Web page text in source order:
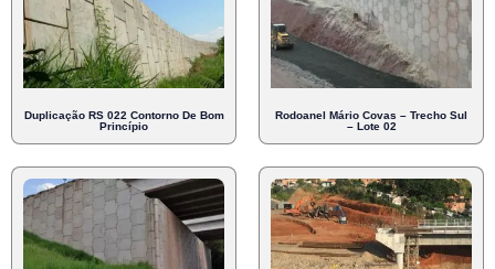
Duplicação RS 022 Contorno De Bom
Princípio
Rodoanel Mário Covas – Trecho Sul
– Lote 02